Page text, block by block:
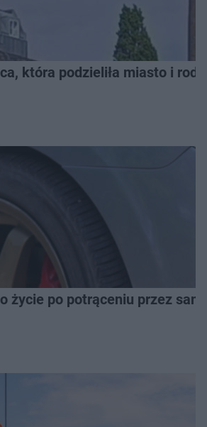
która podzieliła miasto i
życie po potrąceniu przez